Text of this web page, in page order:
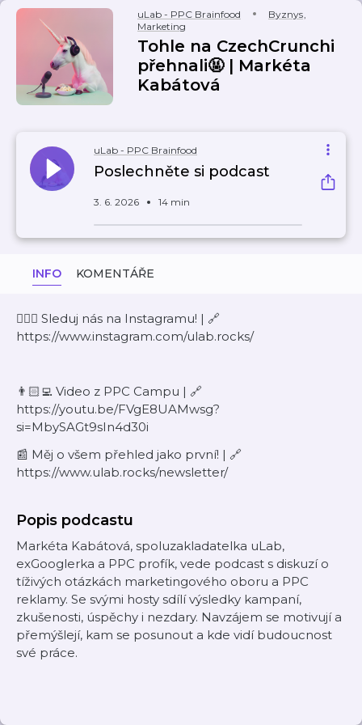
uLab - PPC Brainfood Byznys,
Marketing
Tohle na CzechCrunchi
přehnali🤬 | Markéta
Kabátová
uLab - PPC Brainfood
Poslechněte si podcast
3. 6. 2026 14 min
INFO KOMENTÁŘE
🙋🏻‍♀️ Sleduj nás na Instagramu! | 🔗
https://www.instagram.com/ulab.rocks/
👨🏻‍💻 Video z PPC Campu | 🔗
https://youtu.be/FVgE8UAMwsg?
si=MbySAGt9sIn4d30i
📰 Měj o všem přehled jako první! | 🔗
https://www.ulab.rocks/newsletter/
Popis podcastu
Markéta Kabátová, spoluzakladatelka uLab,
exGooglerka a PPC profík, vede podcast s diskuzí o
tíživých otázkách marketingového oboru a PPC
reklamy. Se svými hosty sdílí výsledky kampaní,
zkušenosti, úspěchy i nezdary. Navzájem se motivují a
přemýšlejí, kam se posunout a kde vidí budoucnost
své práce.